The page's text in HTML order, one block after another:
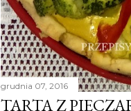
grudnia 07, 2016
TARTA Z